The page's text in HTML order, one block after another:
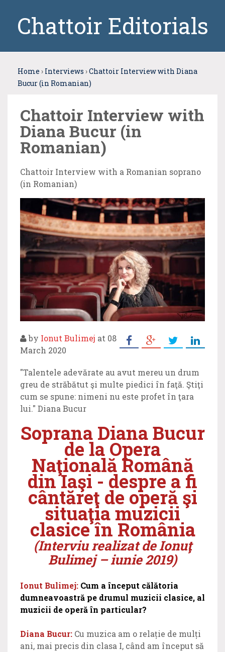
Chattoir Editorials
Home › Interviews ›Chattoir Interview with Diana
Bucur (in Romanian)
Chattoir Interview with
Diana Bucur (in
Romanian)
Chattoir Interview with a Romanian soprano
(in Romanian)
by Ionut Bulimej at 08
March 2020
"Talentele adevărate au avut mereu un drum
greu de străbătut şi multe piedici în faţă. Ştiţi
cum se spune: nimeni nu este profet în ţara
lui." Diana Bucur
Soprana Diana Bucur
de la Opera
Naţională Română
din Iaşi - despre a fi
cântăreţ de operă şi
situaţia muzicii
clasice în România
(Interviu realizat de Ionuţ
Bulimej – iunie 2019)
Ionut Bulimej: Cum a început călătoria
dumneavoastră pe drumul muzicii clasice, al
muzicii de operă în particular?
Diana Bucur: Cu muzica am o relație de mulți
ani, mai precis din clasa I, când am început să